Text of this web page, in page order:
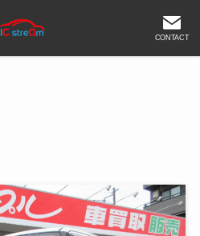
CONTACT